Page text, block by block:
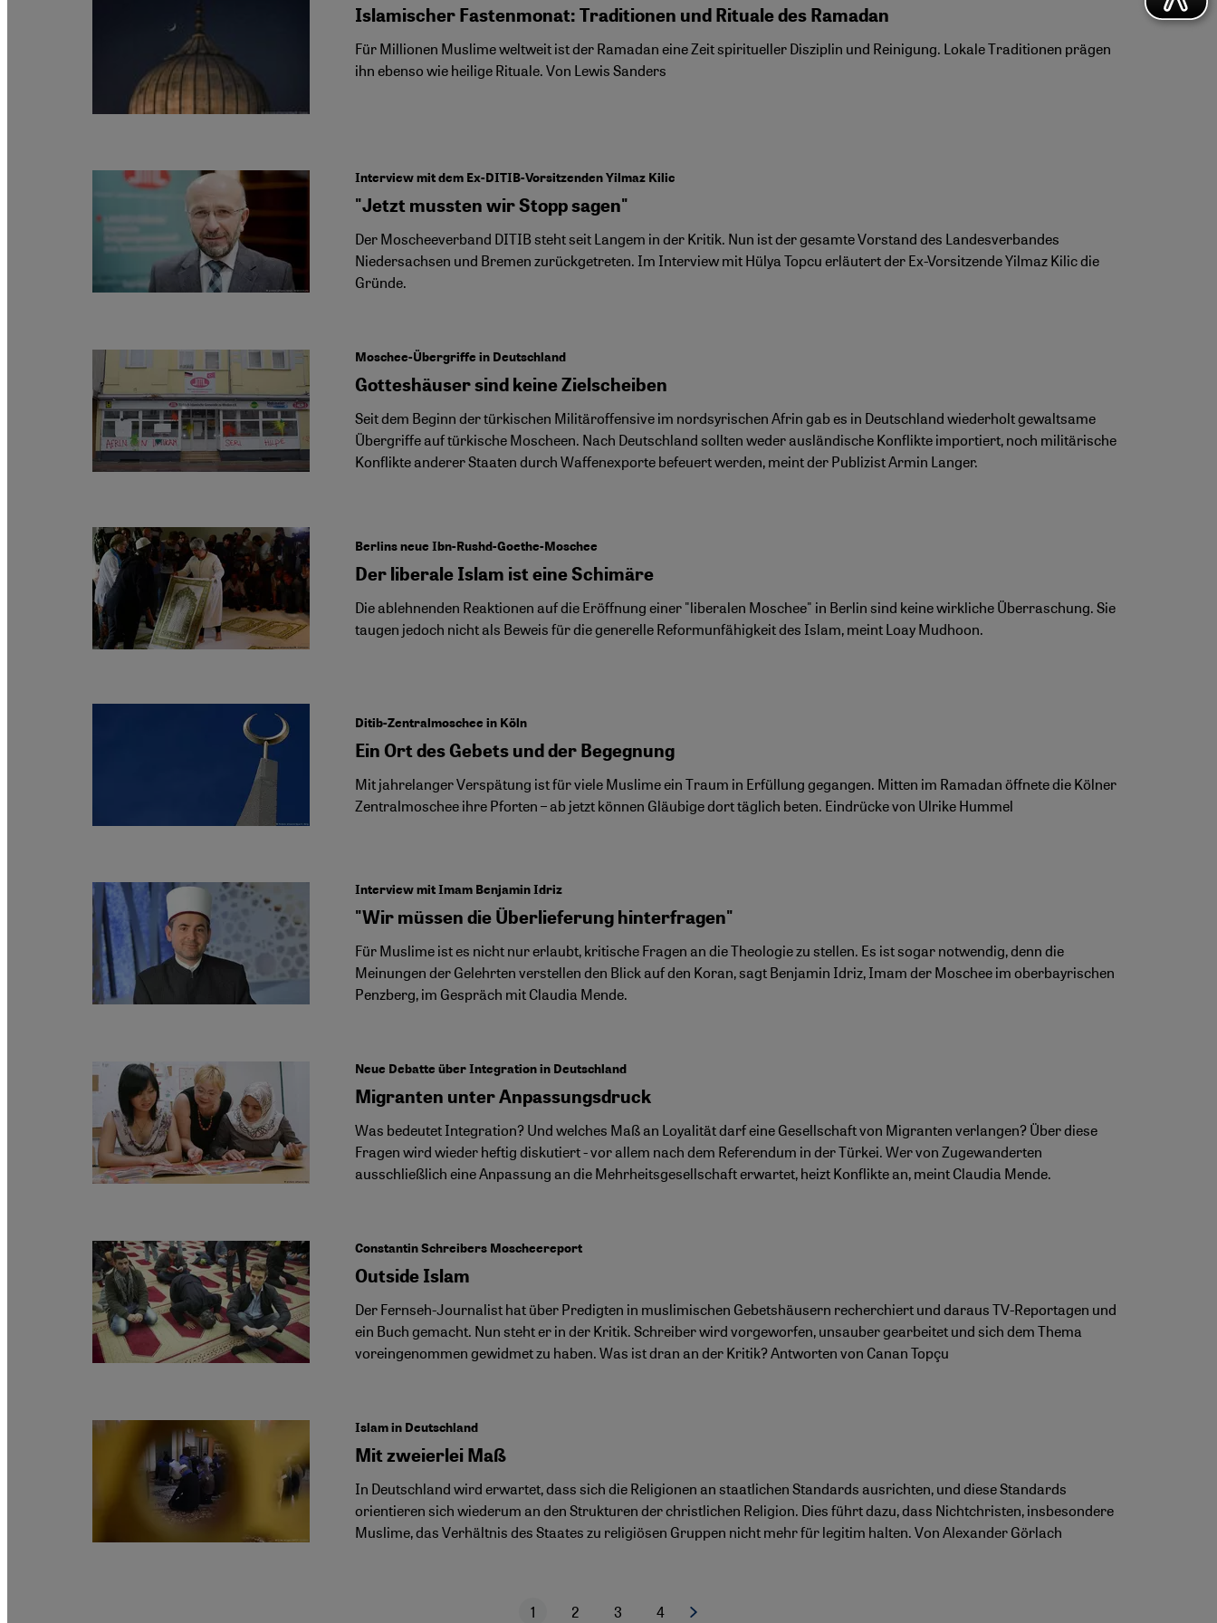
Islamischer Fastenmonat: Traditionen und Rituale des Ramadan
Für Millionen Muslime weltweit ist der Ramadan eine Zeit spiritueller Disziplin und Reinigung. Lokale Traditionen prägen
ihn ebenso wie heilige Rituale. Von Lewis Sanders
Interview mit dem Ex-DITIB-Vorsitzenden Yilmaz Kilic
"Jetzt mussten wir Stopp sagen"
Der Moscheeverband DITIB steht seit Langem in der Kritik. Nun ist der gesamte Vorstand des Landesverbandes
Niedersachsen und Bremen zurückgetreten. Im Interview mit Hülya Topcu erläutert der Ex-Vorsitzende Yilmaz Kilic die
Gründe.
Moschee-Übergriffe in Deutschland
Gotteshäuser sind keine Zielscheiben
Seit dem Beginn der türkischen Militäroffensive im nordsyrischen Afrin gab es in Deutschland wiederholt gewaltsame
Übergriffe auf türkische Moscheen. Nach Deutschland sollten weder ausländische Konflikte importiert, noch militärische
Konflikte anderer Staaten durch Waffenexporte befeuert werden, meint der Publizist Armin Langer.
Berlins neue Ibn-Rushd-Goethe-Moschee
Der liberale Islam ist eine Schimäre
Die ablehnenden Reaktionen auf die Eröffnung einer "liberalen Moschee" in Berlin sind keine wirkliche Überraschung. Sie
taugen jedoch nicht als Beweis für die generelle Reformunfähigkeit des Islam, meint Loay Mudhoon.
Ditib-Zentralmoschee in Köln
Ein Ort des Gebets und der Begegnung
Mit jahrelanger Verspätung ist für viele Muslime ein Traum in Erfüllung gegangen. Mitten im Ramadan öffnete die Kölner
Zentralmoschee ihre Pforten – ab jetzt können Gläubige dort täglich beten. Eindrücke von Ulrike Hummel
Interview mit Imam Benjamin Idriz
"Wir müssen die Überlieferung hinterfragen"
Für Muslime ist es nicht nur erlaubt, kritische Fragen an die Theologie zu stellen. Es ist sogar notwendig, denn die
Meinungen der Gelehrten verstellen den Blick auf den Koran, sagt Benjamin Idriz, Imam der Moschee im oberbayrischen
Penzberg, im Gespräch mit Claudia Mende.
Neue Debatte über Integration in Deutschland
Migranten unter Anpassungsdruck
Was bedeutet Integration? Und welches Maß an Loyalität darf eine Gesellschaft von Migranten verlangen? Über diese
Fragen wird wieder heftig diskutiert - vor allem nach dem Referendum in der Türkei. Wer von Zugewanderten
ausschließlich eine Anpassung an die Mehrheitsgesellschaft erwartet, heizt Konflikte an, meint Claudia Mende.
Constantin Schreibers Moscheereport
Outside Islam
Der Fernseh-Journalist hat über Predigten in muslimischen Gebetshäusern recherchiert und daraus TV-Reportagen und
ein Buch gemacht. Nun steht er in der Kritik. Schreiber wird vorgeworfen, unsauber gearbeitet und sich dem Thema
voreingenommen gewidmet zu haben. Was ist dran an der Kritik? Antworten von Canan Topçu
Islam in Deutschland
Mit zweierlei Maß
In Deutschland wird erwartet, dass sich die Religionen an staatlichen Standards ausrichten, und diese Standards
orientieren sich wiederum an den Strukturen der christlichen Religion. Dies führt dazu, dass Nichtchristen, insbesondere
Muslime, das Verhältnis des Staates zu religiösen Gruppen nicht mehr für legitim halten. Von Alexander Görlach
1 2 3 4 Nächste Seite